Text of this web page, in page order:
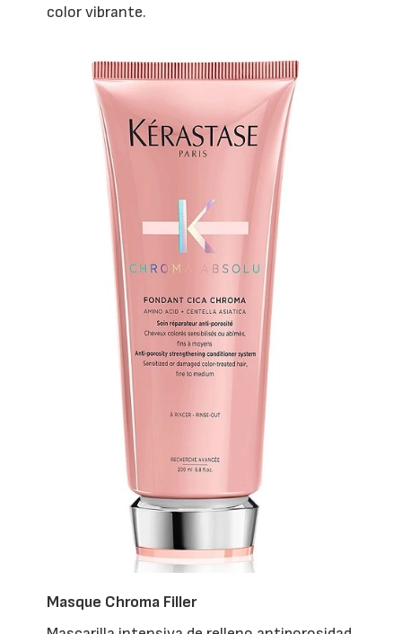
color vibrante.
Masque Chroma Filler